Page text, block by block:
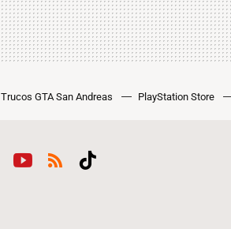
Trucos GTA San Andreas PlayStation Store